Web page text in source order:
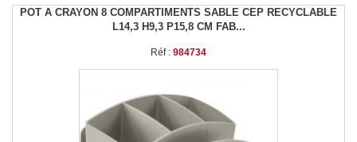
POT A CRAYON 8 COMPARTIMENTS SABLE CEP RECYCLABLE
L14,3 H9,3 P15,8 CM FAB...
Réf : 984734